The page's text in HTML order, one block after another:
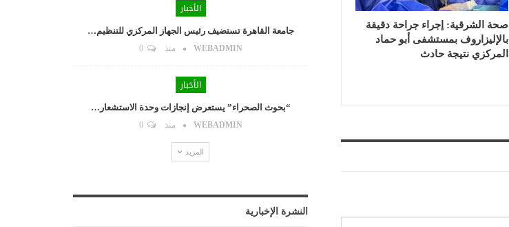
صحة الشرقية: إجراء جراحة دقيقة
بالإليزاروف بمستشفى أبو حماد
المركزي نتيجة حادث
الأخبار
جامعة القاهرة تستضيف رئيس الجهاز المركزي للتنظيم…
WEBADMIN منذ 0
الأخبار
“بحوث الصحراء” يستعرض إنجازات وحدة الاستشعار…
WEBADMIN منذ 0
المزيد
النشرة الإخبارية